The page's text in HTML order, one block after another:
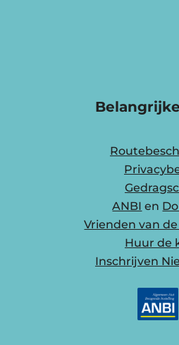
ANBI en
Vrienden van
Huur de
Inschrijven